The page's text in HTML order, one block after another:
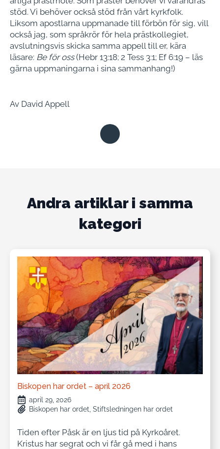
stöd. Vi behöver också stöd från vårt kyrkfolk.
Liksom apostlarna uppmanade till förbön för sig, vill
också jag, som språkrör för hela prästkollegiet,
avslutningsvis skicka samma appell till er, kära
läsare: Be för oss(Hebr 13:18; 2 Tess 3:1; Ef 6:19 – läs
gärna uppmaningarna i sina sammanhang!)
Av David Appell
Andra artiklar i samma
kategori
Biskopen har ordet – april 2026
april 29, 2026
Biskopen har ordet Stiftsledningen har ordet
Tiden efter Påsk är en ljus tid på Kyrkoåret.
Kristus har segrat och vi får gå med i hans